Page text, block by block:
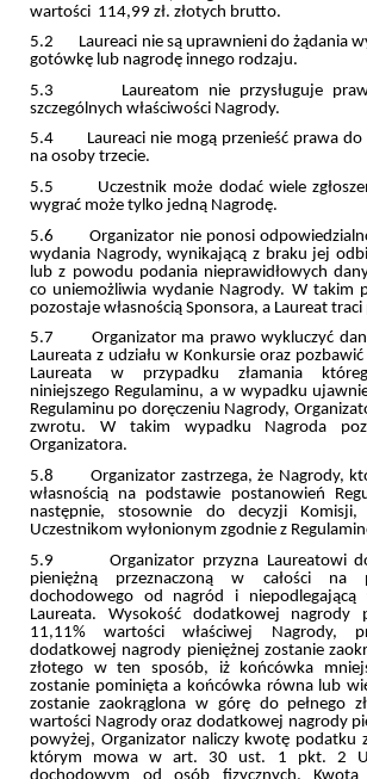
wartości 114,99 zł. złotych brutto.
5.2 Laureaci nie są uprawnieni do żądania
gotówkę lub nagrodę innego rodzaju.
5.3 Laureatom nie przysługuje prawo
szczególnych właściwości Nagrody.
5.4 Laureaci nie mogą przenieść prawa do
na osoby trzecie.
5.5 Uczestnik może dodać wiele
wygrać może tylko jedną Nagrodę.
5.6 Organizator nie ponosi
wydania Nagrody, wynikającą z braku jej
lub z powodu podania nieprawidłowych
co uniemożliwia wydanie Nagrody. W takim
pozostaje własnością Sponsora, a Laureat
5.7 Organizator ma prawo wykluczyć
Laureata z udziału w Konkursie oraz
Laureata w przypadku złamania
niniejszego Regulaminu, a w wypadku
Regulaminu po doręczeniu Nagrody,
zwrotu. W takim wypadku Nagroda
Organizatora.
5.8 Organizator zastrzega, że Nagrody,
własnością na podstawie postanowień
następnie, stosownie do decyzji Komisji,
Uczestnikom wyłonionym zgodnie z
5.9 Organizator przyzna Laureatowi
pieniężną przeznaczoną w całości na
dochodowego od nagród i niepodlegającą
Laureata. Wysokość dodatkowej nagrody
11,11% wartości właściwej Nagrody,
dodatkowej nagrody pieniężnej zostanie
złotego w ten sposób, iż końcówka
zostanie pominięta a końcówka równa lub
zostanie zaokrąglona w górę do pełnego
wartości Nagrody oraz dodatkowej nagrody
powyżej, Organizator naliczy kwotę podatku
którym mowa w art. 30 ust. 1 pkt. 2